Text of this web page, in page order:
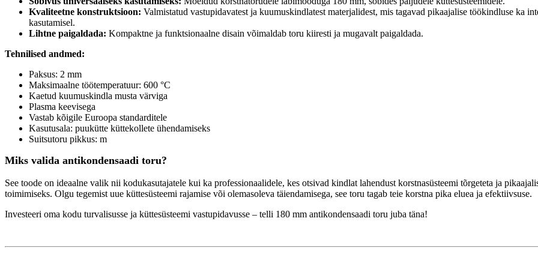
Kvaliteetne konstruktsioon: Valmistatud vastupidavatest ja kuumuskindlatest materjalidest, mis tagavad pikaajalise töökindluse ka
kasutamisel.
Lihtne paigaldada: Kompaktne ja funktsionaalne disain võimaldab toru kiiresti ja mugavalt paigaldada.
Tehnilised andmed:
Paksus: 2 mm
Maksimaalne töötemperatuur: 600 °C
Kaetud kuumuskindla musta värviga
Plasma keevisega
Vastab kõigile Euroopa standarditele
Kasutusala: puukütte küttekollete ühendamiseks
Suitsutoru pikkus: m
Miks valida antikondensaadi toru?
See toode on ideaalne valik nii kodukasutajatele kui ka professionaalidele, kes otsivad kindlat lahendust korstnasüsteemi tõrgeteta ja
toimimiseks. Olgu tegemist uue küttesüsteemi rajamise või olemasoleva täiendamisega, see toru tagab teie korstna pika eluea ja efektiivsuse.
Investeeri oma kodu turvalisusse ja küttesüsteemi vastupidavusse – telli 180 mm antikondensaadi toru juba täna!